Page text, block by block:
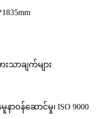
သာချက်များ
ဝန်ဆောင်မှု၊ ISO 9000